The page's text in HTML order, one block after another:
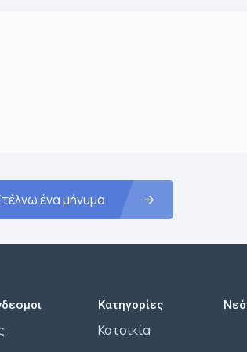
ένα μήνυμα
Κατηγορίες
Κατοικία